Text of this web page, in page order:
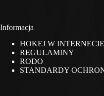
Informacja
HOKEJ W INTERNECIE
REGULAMINY
RODO
STANDARDY